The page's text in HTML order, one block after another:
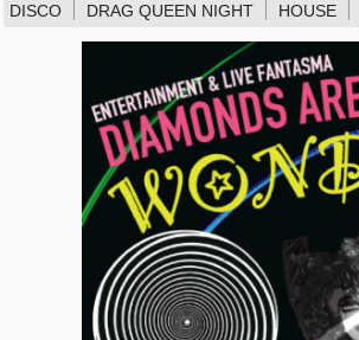
DISCO
DRAG QUEEN NIGHT HOUSE